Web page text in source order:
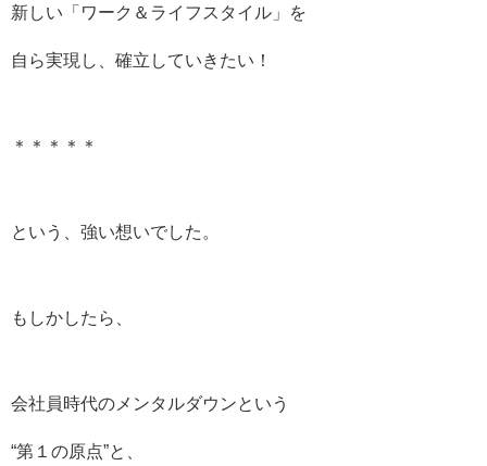
新しい「ワーク＆ライフスタイル」を
自ら実現し、確立していきたい！
＊＊＊＊＊
という、強い想いでした。
もしかしたら、
会社員時代のメンタルダウンという
“第１の原点”と、